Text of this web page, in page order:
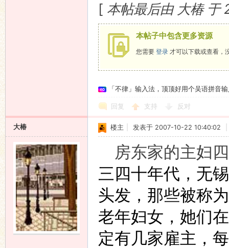
[ 本帖最后由 大椿
本帖子中包含更多资源
您需要 登录 才可以下载或查看，
「不律」输入法，顶顶好用个吴语拼音
回复 支持 反对
大椿 楼主 发表于 2007-10-22 10:40:02
房东家的主妇
三四十年代，无
头发，那些被称为
老年妇女，她们在
定有几家雇主，